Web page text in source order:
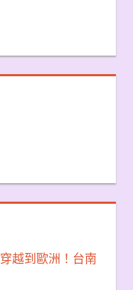
穿越到歐洲！台南